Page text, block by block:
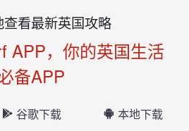
查看最新英国攻略
APP，你的英国生活
备APP
谷歌下载 本地下载